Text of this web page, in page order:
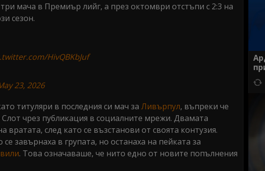
мача в Премиър лийг, а през октомври отстъпи с 2:3 на
сезон.
HivQBKbJuf
23, 2026
титуляри в последния си мач за Ливърпул, въпреки че
чрез публикация в социалните мрежи. Двамата
вратата, след като се възстанови от своята контузия.
завърнаха в групата, но останаха на пейката за
. Това означаваше, че нито едно от новите попълнения